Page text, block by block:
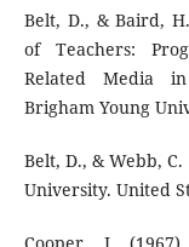
Belt, D., & Baird,
of Teachers:
Related Media
Brigham Young
Belt, D., & Webb,
University. United